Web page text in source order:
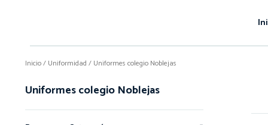
Inicio/ Uniformidad / Uniformes colegio Noblejas
Uniformes colegio Noblejas